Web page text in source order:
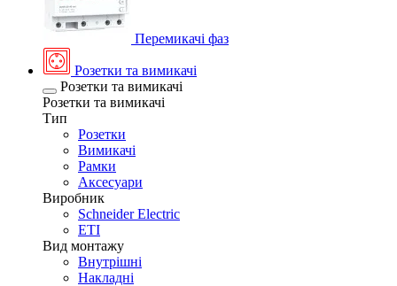
Перемикачі фаз
Розетки та вимикачі
Розетки та вимикачі
Розетки та вимикачі
Тип
Розетки
Вимикачі
Рамки
Аксесуари
Виробник
Schneider Electric
ETI
Вид монтажу
Внутрішні
Накладні